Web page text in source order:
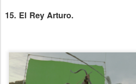
15. El Rey Arturo.